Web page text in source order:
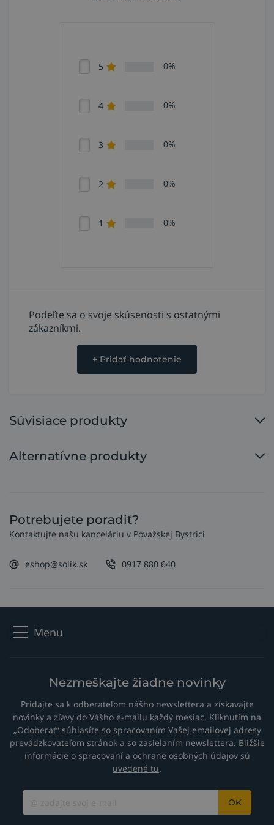
5 0%
4 0%
3 0%
2 0%
1 0%
Podeľte sa o svoje skúsenosti s ostatnými
zákazníkmi.
+ Pridať hodnotenie
Súvisiace produkty
Alternatívne produkty
Potrebujete poradiť?
Kontaktujte našu kanceláriu v Považskej Bystrici
eshop@solik.sk 0917 880 640
Menu
Nezmeškajte žiadne novinky
Pridajte sa k odberateľom nášho newslettera a získavajte
novinky a zľavy do Vášho e-mailu každý mesiac. Kliknutím na
„Odoberať“ súhlasíte so spracovaním Vašej emailovej adresy
prevádzkovateľom stránok a so zasielaním newslettera. Bližšie
informácie o spracovaní a ochrane osobných údajov sú
uvedené tu.
OK